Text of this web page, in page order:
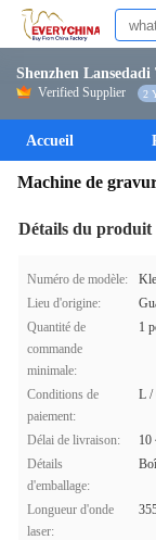
Shenzhen
Verified Supplier 2
Accueil
Machine de
Détails du produit
Numéro de modèle:
Lieu d'origine:
Quantité de
commande
minimale:
1
Conditions de
paiement:
L /
Délai de livraison:
10
Détails
d'emballage:
Longueur d'onde
laser: